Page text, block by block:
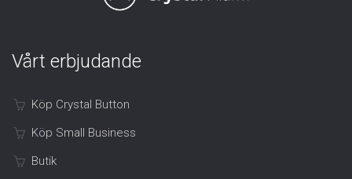
Aktivera och installera applikationen
Vårt erbjudande
Köp Crystal Button
Köp Small Business
Butik